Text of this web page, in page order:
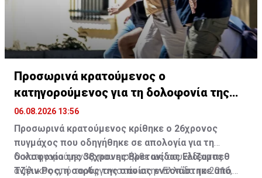
Προσωρινά κρατούμενος ο
κατηγορούμενος για τη δολοφονία της
Βρετανίδας
06.08.2026 13:56
Προσωρινά κρατούμενος κρίθηκε ο 26χρονος
πυγμάχος που οδηγήθηκε σε απολογία για τη
δολοφονία της 38χρονης Βρετανίδας Ελίζαμπεθ
Τζέιν Ρος, η σορός της οποίας εντοπίστηκε από
Ο κατηγορούμενος, που εισήλθε ως ασυνόδευτος
ανήλικος από το Αφγανιστάν στην Ελλάδα το 2016,